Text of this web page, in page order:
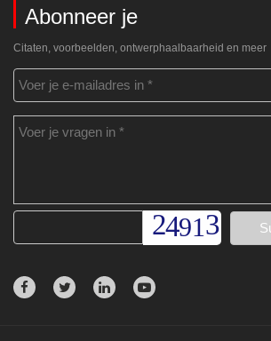
Abonneer je
Citaten, voorbeelden, ontwerphaalbaarheid en meer